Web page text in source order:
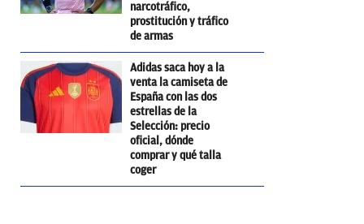
narcotráfico,
prostitución y tráfico
de armas
Adidas saca hoy a la
venta la camiseta de
España con las dos
estrellas de la
Selección: precio
oficial, dónde
comprar y qué talla
coger